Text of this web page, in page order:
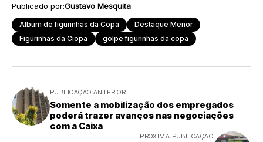
Publicado por:Gustavo Mesquita
Album de figurinhas da Copa
Destaque Menor
Figurinhas da Ciopa
golpe figurinhas da copa
PUBLICAÇÃO ANTERIOR
Somente a mobilização dos empregados
poderá trazer avanços nas negociações
com a Caixa
PRÓXIMA PUBLICAÇÃO